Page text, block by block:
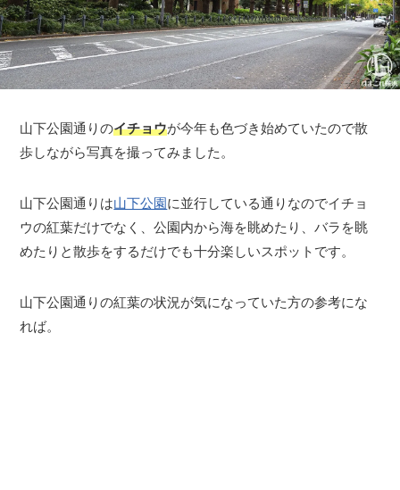
山下公園通りのイチョウが今年も色づき始めていたので散
歩しながら写真を撮ってみました。
山下公園通りは山下公園に並行している通りなのでイチョ
ウの紅葉だけでなく、公園内から海を眺めたり、バラを眺
めたりと散歩をするだけでも十分楽しいスポットです。
山下公園通りの紅葉の状況が気になっていた方の参考にな
れば。